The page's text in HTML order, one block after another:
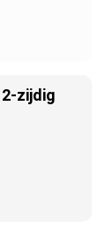
zijdig